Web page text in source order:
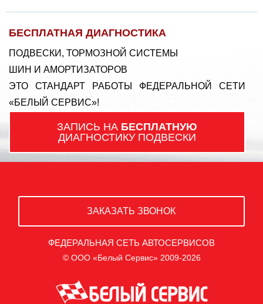
БЕСПЛАТНАЯ ДИАГНОСТИКА
ПОДВЕСКИ, ТОРМОЗНОЙ СИСТЕМЫ
ШИН И АМОРТИЗАТОРОВ
ЭТО СТАНДАРТ РАБОТЫ ФЕДЕРАЛЬНОЙ СЕТИ
«БЕЛЫЙ СЕРВИС»!
ЗАПИСЬ НА БЕСПЛАТНУЮ
ДИАГНОСТИКУ ПОДВЕСКИ
ЗАКАЗАТЬ ЗВОНОК
ФЕДЕРАЛЬНАЯ СЕТЬ АВТОСЕРВИСОВ
© ООО «Белый Сервис» 2009-2026